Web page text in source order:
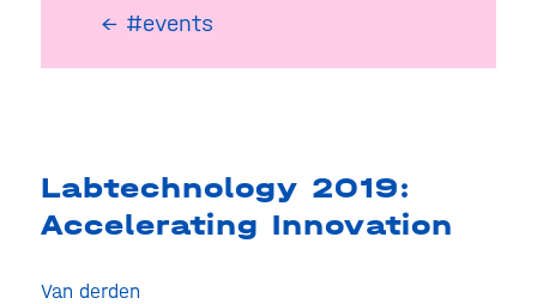
← #events
Labtechnology 2019:
Accelerating Innovation
Van derden